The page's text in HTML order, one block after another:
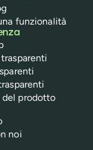
funzionalità
del prodotto
noi